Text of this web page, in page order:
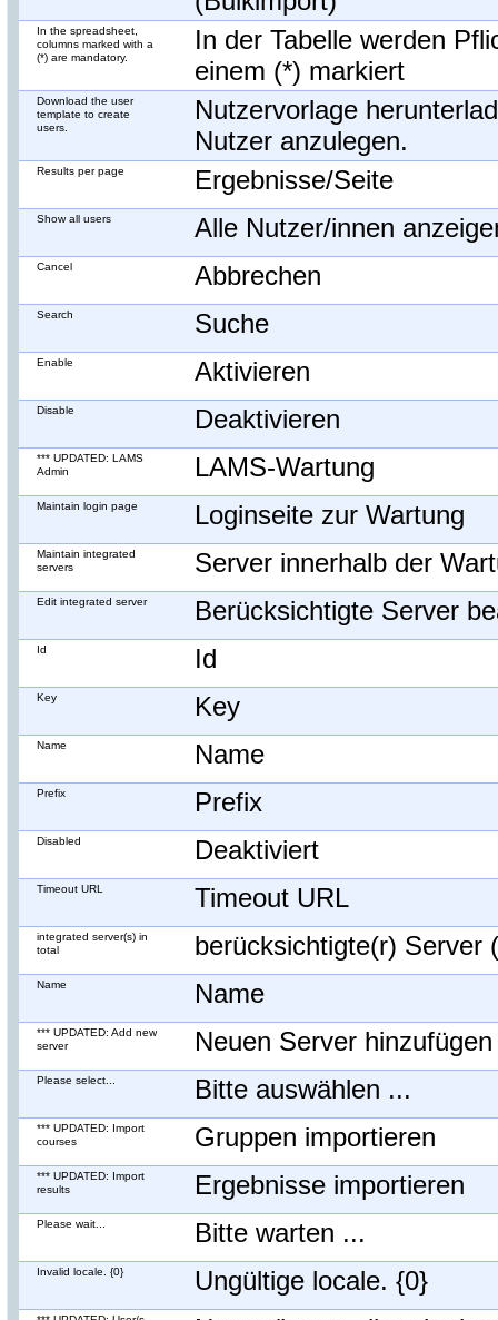
In the spreadsheet,
columns marked with a
(*) are mandatory.
In der Tabelle werden
einem (*) markiert
Download the user
template to create
users.
Nutzervorlage
Nutzer anzulegen.
Results per page Ergebnisse/Seite
Show all users Alle Nutzer/innen
Cancel Abbrechen
Search Suche
Enable Aktivieren
Disable Deaktivieren
*** UPDATED: LAMS
Admin
LAMS-Wartung
Maintain login page Loginseite zur Wartung
Maintain integrated
servers
Server innerhalb der
Edit integrated server Berücksichtigte Server
Id Id
Key Key
Name Name
Prefix Prefix
Disabled Deaktiviert
Timeout URL Timeout URL
integrated server(s) in
total
berücksichtigte(r) Server
Name Name
*** UPDATED: Add new
server
Neuen Server hinzufügen
Please select... Bitte auswählen ...
*** UPDATED: Import
courses
Gruppen importieren
*** UPDATED: Import
results
Ergebnisse importieren
Please wait... Bitte warten ...
Invalid locale. {0} Ungültige locale. {0}